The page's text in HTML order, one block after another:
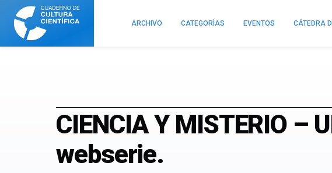
Cuaderno
Cultura
Científica
ARCHIVO CATEGORÍAS EVENTOS CÁTEDRA
CIENCIA Y MISTERIO –
webserie.